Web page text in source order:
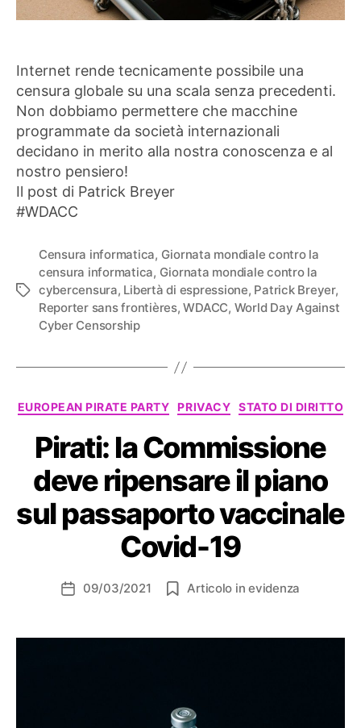
Internet rende tecnicamente possibile una
censura globale su una scala senza precedenti.
Non dobbiamo permettere che macchine
programmate da società internazionali
decidano in merito alla nostra conoscenza e al
nostro pensiero!
Il post di Patrick Breyer
#WDACC
Tag
Censura informatica, Giornata mondiale contro la
censura informatica, Giornata mondiale contro la
cybercensura, Libertà di espressione, Patrick Breyer,
Reporter sans frontières,WDACC, World Day Against
Cyber Censorship
Categorie
EUROPEAN PIRATE PARTY PRIVACY STATO DI DIRITTO
Pirati: la Commissione
deve ripensare il piano
sul passaporto vaccinale
Covid-19
Data09/03/2021 Articolo in evidenza